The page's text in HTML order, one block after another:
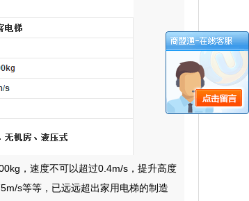
，速度不可以超过0.4m/s，提升高度
s等等，已远远超出家用电梯的制造